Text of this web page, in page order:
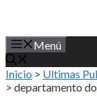
Menú
Inicio > Ultimas
> departamento